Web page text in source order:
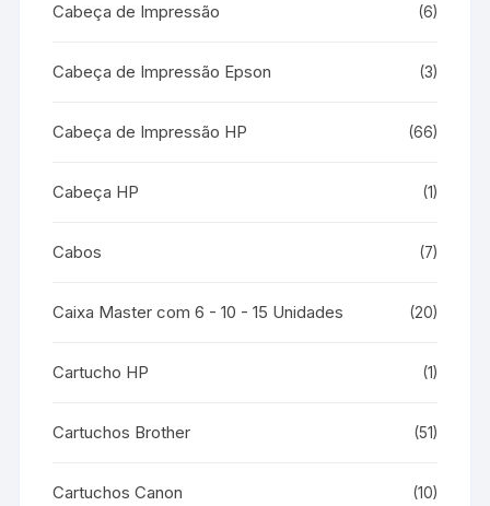
Cabeça de Impressão (6)
Cabeça de Impressão Epson (3)
Cabeça de Impressão HP (66)
Cabeça HP (1)
Cabos (7)
Caixa Master com 6 - 10 - 15 Unidades (20)
Cartucho HP (1)
Cartuchos Brother (51)
Cartuchos Canon (10)